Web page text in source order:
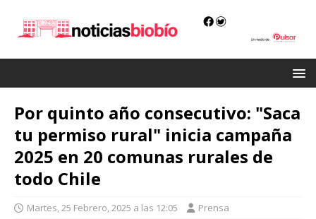
Por quinto año consecutivo: "Saca
tu permiso rural" inicia campaña
2025 en 20 comunas rurales de
todo Chile
Martes, 25 Febrero, 2025 a las 12:05 Prensa